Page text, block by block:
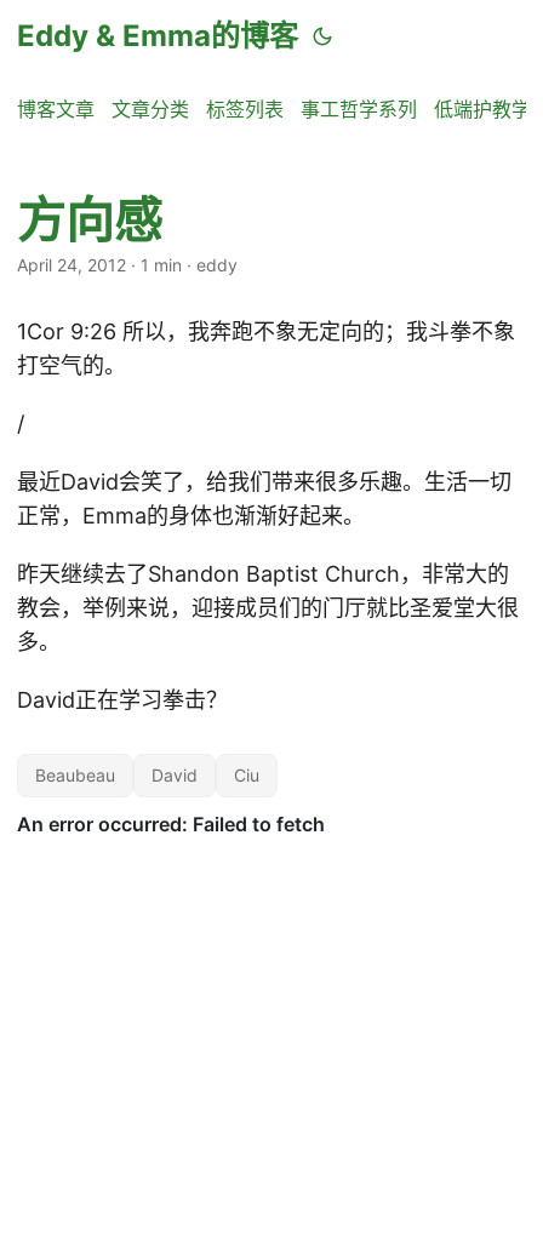
Eddy & Emma的博客
博客文章 文章分类 标签列表 事工哲学系列 低端护教学
方向感
April 24, 2012 · 1 min · eddy
1Cor 9:26 所以，我奔跑不象无定向的；我斗拳不象
打空气的。
/
最近David会笑了，给我们带来很多乐趣。生活一切
正常，Emma的身体也渐渐好起来。
昨天继续去了Shandon Baptist Church，非常大的
教会，举例来说，迎接成员们的门厅就比圣爱堂大很
多。
David正在学习拳击？
Beaubeau David Ciu